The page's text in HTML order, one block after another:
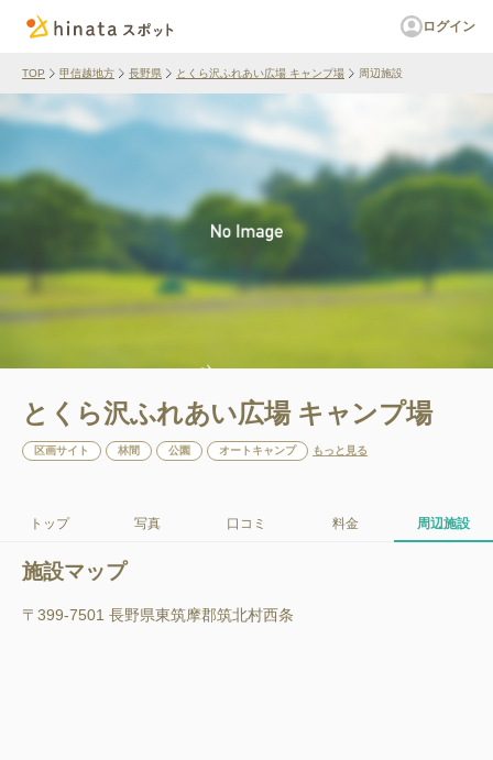
ログイン
TOP 甲信越地方 長野県 とくら沢ふれあい広場 キャンプ場 周辺施設
とくら沢ふれあい広場 キャンプ場
区画サイト 林間 公園 オートキャンプ もっと見る
トップ 写真 口コミ 料金 周辺施設
施設マップ
〒399-7501 長野県東筑摩郡筑北村西条